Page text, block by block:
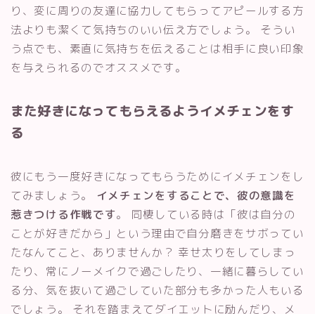
り、変に周りの友達に協力してもらってアピールする方
法よりも潔くて気持ちのいい伝え方でしょう。 そうい
う点でも、素直に気持ちを伝えることは相手に良い印象
を与えられるのでオススメです。
また好きになってもらえるようイメチェンをす
る
彼にもう一度好きになってもらうためにイメチェンをし
てみましょう。
イメチェンをすることで、彼の意識を
惹きつける作戦です。 同棲している時は「彼は自分の
ことが好きだから」という理由で自分磨きをサボってい
たなんてこと、ありませんか？ 幸せ太りをしてしまっ
たり、常にノーメイクで過ごしたり、一緒に暮らしてい
る分、気を抜いて過ごしていた部分も多かった人もいる
でしょう。 それを踏まえてダイエットに励んだり、メ